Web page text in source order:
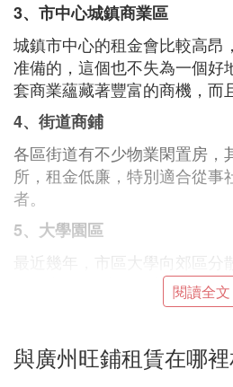
3、市中心城鎮商業區
城鎮市中心的租金會比較高昂
准備的，這個也不失為一個好
套商業蘊藏著豐富的商機，而
4、街道商鋪
各區街道有不少物業閑置房，
所，租金低廉，特別適合從事
者。
5、大學園區
最近幾年，市區大學向郊區分
因為大學的`擴招，大批的學
學校離市區路程比較遠，或者
一件美事，所以在這些大學城
機。
閱讀全文
與廣州旺鋪租賃在哪